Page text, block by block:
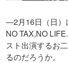
―2月16日（日）
NO TAX,NO
スト出演するお
るのだろうか。